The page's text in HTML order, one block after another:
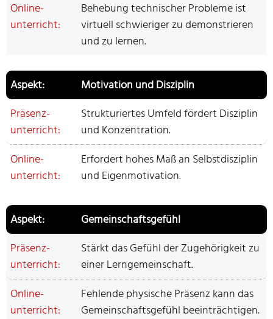
Behebung technischer Probleme ist
virtuell schwieriger zu demonstrieren
und zu lernen.
Motivation und Disziplin
Strukturiertes Umfeld fördert Disziplin
und Konzentration.
Erfordert hohes Maß an Selbstdisziplin
und Eigenmotivation.
Gemeinschaftsgefühl
Stärkt das Gefühl der Zugehörigkeit zu
einer Lerngemeinschaft.
Fehlende physische Präsenz kann das
Gemeinschaftsgefühl beeinträchtigen.